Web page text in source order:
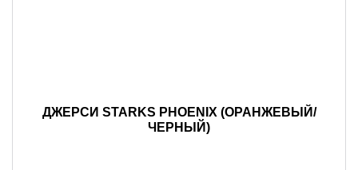
ДЖЕРСИ STARKS PHOENIX (ОРАНЖЕВЫЙ/
ЧЕРНЫЙ)